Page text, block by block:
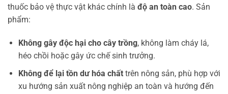
thuốc bảo vệ thực vật khác chính là độ an toàn cao. Sản
phẩm:
Không gây độc hại cho cây trồng, không làm cháy lá,
héo chồi hoặc gây ức chế sinh trưởng.
Không để lại tồn dư hóa chấttrên nông sản, phù hợp với
xu hướng sản xuất nông nghiệp an toàn và hướng đến